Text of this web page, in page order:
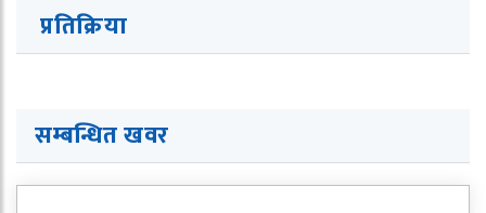
प्रतिक्रिया
सम्बन्धित खवर